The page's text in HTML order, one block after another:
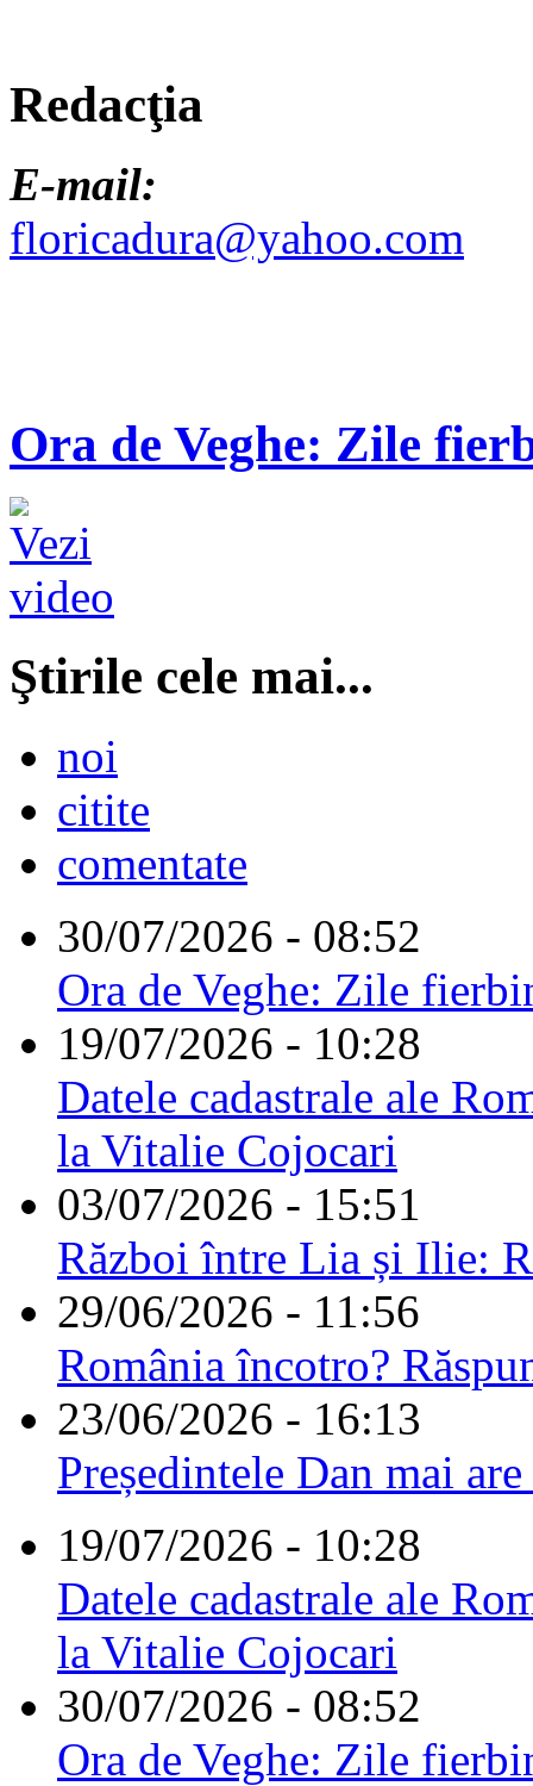
Redacţia
E-mail:
floricadura@yahoo.com
Ora de Veghe: Zile
Ştirile cele mai...
noi
citite
comentate
30/07/2026 - 08:52
Ora de Veghe: Zile
19/07/2026 - 10:28
Datele cadastrale ale
la Vitalie Cojocari
03/07/2026 - 15:51
Război între Lia și Ilie:
29/06/2026 - 11:56
România încotro?
23/06/2026 - 16:13
Președintele Dan mai
19/07/2026 - 10:28
Datele cadastrale ale
la Vitalie Cojocari
30/07/2026 - 08:52
Ora de Veghe: Zile